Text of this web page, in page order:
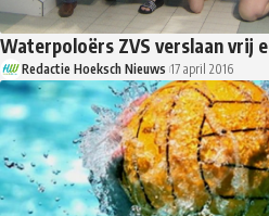
Waterpoloërs ZVS verslaan vrij
Redactie Hoeksch Nieuws 17 april 2016